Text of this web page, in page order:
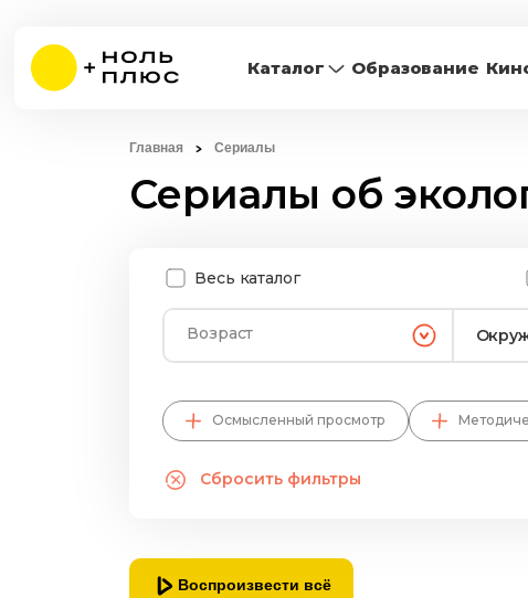
Каталог Образование
Главная Сериалы
Сериалы об
Весь каталог
Возраст
Осмысленный просмотр
Сбросить фильтры
Воспроизвести всё